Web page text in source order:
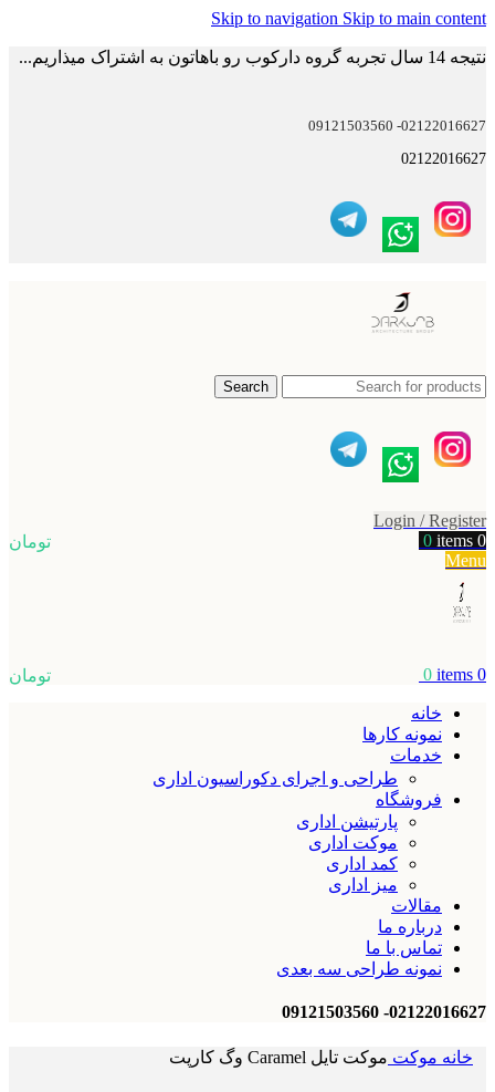
Skip to navigation Skip to main content
نتیجه 14 سال تجربه گروه دارکوب رو باهاتون به اشتراک میذاریم...
02122016627- 09121503560
02122016627
Search
Login / Register
0
items
0
تومان
Menu
0
items
0
تومان
خانه
نمونه کارها
خدمات
طراحی و اجرای دکوراسیون اداری
فروشگاه
پارتیشن اداری
موکت اداری
کمد اداری
میز اداری
مقالات
درباره ما
تماس با ما
نمونه طراحی سه بعدی
02122016627- 09121503560
خانه موکت موکت تایل Caramel وگ کارپت